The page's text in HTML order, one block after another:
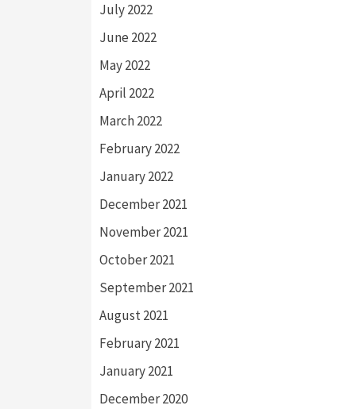
July 2022
June 2022
May 2022
April 2022
March 2022
February 2022
January 2022
December 2021
November 2021
October 2021
September 2021
August 2021
February 2021
January 2021
December 2020